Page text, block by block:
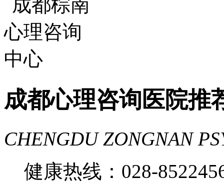
费
成都心理医院哪里好
成都心理咨询医院推
CHENGDU ZONGNAN
健康热线：028-